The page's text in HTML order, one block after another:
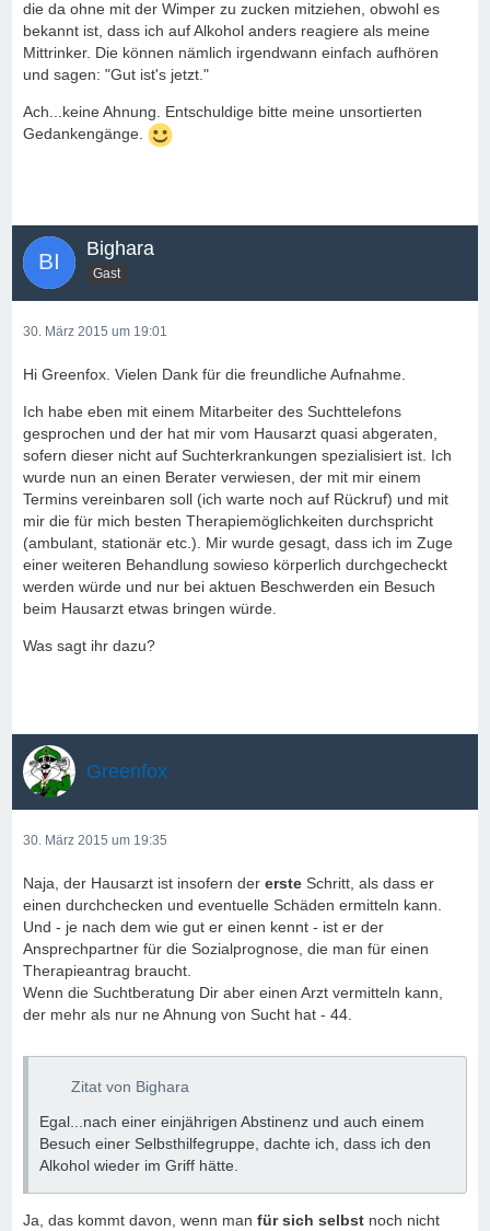
die da ohne mit der Wimper zu zucken mitziehen, obwohl es
bekannt ist, dass ich auf Alkohol anders reagiere als meine
Mittrinker. Die können nämlich irgendwann einfach aufhören
und sagen: "Gut ist's jetzt."
Ach...keine Ahnung. Entschuldige bitte meine unsortierten
Gedankengänge.
Bighara
Gast
30. März 2015 um 19:01
Hi Greenfox. Vielen Dank für die freundliche Aufnahme.
Ich habe eben mit einem Mitarbeiter des Suchttelefons
gesprochen und der hat mir vom Hausarzt quasi abgeraten,
sofern dieser nicht auf Suchterkrankungen spezialisiert ist. Ich
wurde nun an einen Berater verwiesen, der mit mir einem
Termins vereinbaren soll (ich warte noch auf Rückruf) und mit
mir die für mich besten Therapiemöglichkeiten durchspricht
(ambulant, stationär etc.). Mir wurde gesagt, dass ich im Zuge
einer weiteren Behandlung sowieso körperlich durchgecheckt
werden würde und nur bei aktuen Beschwerden ein Besuch
beim Hausarzt etwas bringen würde.
Was sagt ihr dazu?
Greenfox
30. März 2015 um 19:35
Naja, der Hausarzt ist insofern der erste Schritt, als dass er
einen durchchecken und eventuelle Schäden ermitteln kann.
Und - je nach dem wie gut er einen kennt - ist er der
Ansprechpartner für die Sozialprognose, die man für einen
Therapieantrag braucht.
Wenn die Suchtberatung Dir aber einen Arzt vermitteln kann,
der mehr als nur ne Ahnung von Sucht hat - 44.
Zitat von Bighara
Egal...nach einer einjährigen Abstinenz und auch einem
Besuch einer Selbsthilfegruppe, dachte ich, dass ich den
Alkohol wieder im Griff hätte.
Ja, das kommt davon, wenn man für sich selbst noch nicht